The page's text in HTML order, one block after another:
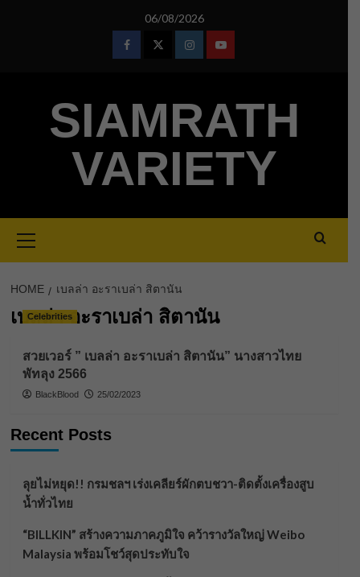
06/08/2026
FacebookTwitterInstagramYoutube
SIAMRATH
VARIETY
Menu
HOME เบลล่า อะราเบล่า สิตานัน
เบลล่า อะราเบล่า สิตานัน
Celebrities
สวยเวอร์ ” เบลล่า อะราเบล่า สิตานัน” นางสาวไทย
พัทลุง 2566
BlackBlood 25/02/2023
Recent Posts
ลุยไม่หยุด!! กรมชลฯ เร่งเคลียร์ผักตบชวา-ติดตั้งเครื่องสูบ
น้ำทั่วไทย
“BILLKIN” สร้างความภาคภูมิใจ คว้ารางวัลใหญ่ Weibo
Malaysia พร้อมโชว์สุดประทับใจ